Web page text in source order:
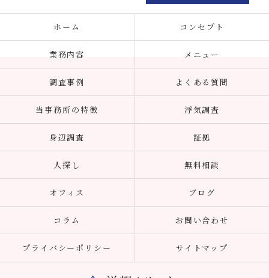
ホーム コンセプト
業務内容 メニュー
調査事例 よくある質問
当事務所の特徴 浮気調査
身辺調査 証拠
人探し 無料相談
オフィス ブログ
コラム お問い合わせ
プライバシーポリシー サイトマップ